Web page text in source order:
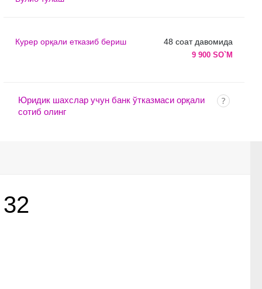
Курер орқали етказиб бериш 48 соат давомида
9 900 SO`M
Юридик шахслар учун банк ўтказмаси орқали
сотиб олинг